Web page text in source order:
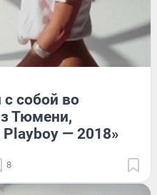
с собой во
Тюмени,
— 2018»
8